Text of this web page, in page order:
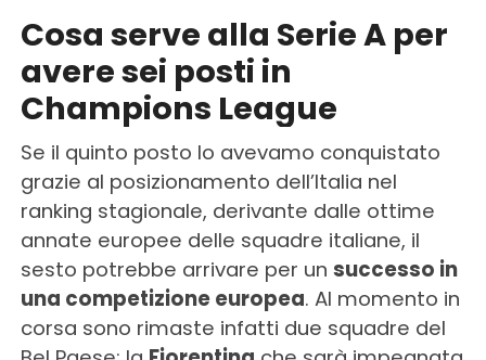
Cosa serve alla Serie A per
avere sei posti in
Champions League
Se il quinto posto lo avevamo conquistato
grazie al posizionamento dell’Italia nel
ranking stagionale, derivante dalle ottime
annate europee delle squadre italiane, il
sesto potrebbe arrivare per un successo in
una competizione europea. Al momento in
corsa sono rimaste infatti due squadre del